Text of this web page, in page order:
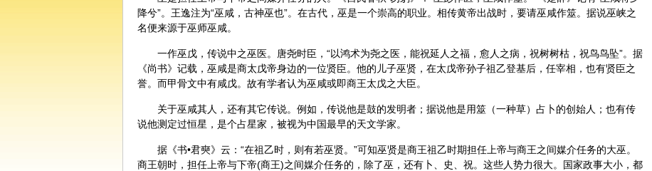
降兮”。王逸注为“巫咸，古神巫也”。在古代，巫是一个崇高的职业。相传黄帝出战时，要请巫咸作筮。据说巫峡之
名便来源于巫师巫咸。
一作巫戊，传说中之巫医。唐尧时臣，“以鸿术为尧之医，能祝延人之福，愈人之病，祝树树枯，祝鸟鸟坠”。据
《尚书》记载，巫咸是商太戊帝身边的一位贤臣。他的儿子巫贤，在太戊帝孙子祖乙登基后，任宰相，也有贤臣之
誉。而甲骨文中有咸戊。故有学者认为巫咸或即商王太戊之大臣。
关于巫咸其人，还有其它传说。例如，传说他是鼓的发明者；据说他是用筮（一种草）占卜的创始人；也有传
说他测定过恒星，是个占星家，被视为中国最早的天文学家。
据《书•君奭》云：“在祖乙时，则有若巫贤。”可知巫贤是商王祖乙时期担任上帝与商王之间媒介任务的大巫。
商王朝时，担任上帝与下帝(商王)之间媒介任务的，除了巫，还有卜、史、祝。这些人势力很大。国家政事大小，都